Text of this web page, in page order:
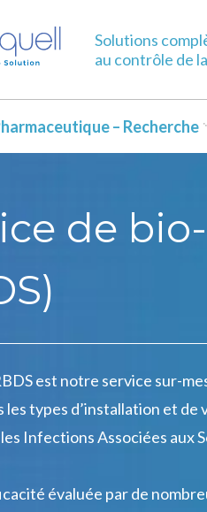
Solutions
au contrôle de
– Recherche
de
est notre service sur-
les types d’installation et
Infections Associées aux
évaluée par de